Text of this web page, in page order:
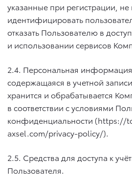
указанные при регистрации,
идентифицировать
отказать Пользователю в
и использовании сервисов
2.4. Персональная информация
содержащаяся в учетной
хранится и обрабатывается
в соответствии с условиями
конфиденциальности (https://
axsel.com/privacy-policy/).
2.5. Средства для доступа к
Пользователя.